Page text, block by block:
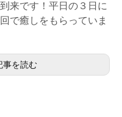
来です！平日の３日に
で癒しをもらっていま
事を読む